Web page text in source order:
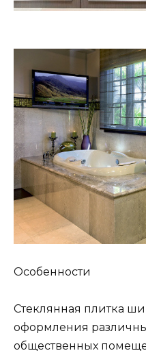
Особенности
Стеклянная плитка
оформления
общественных